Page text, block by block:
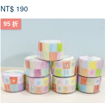
NT$ 190
95 折